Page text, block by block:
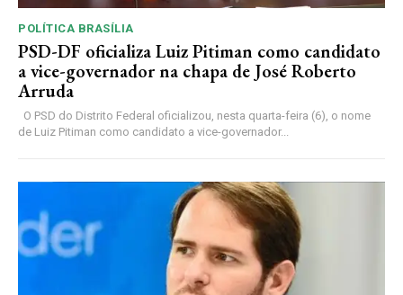
POLÍTICA BRASÍLIA
PSD-DF oficializa Luiz Pitiman como candidato
a vice-governador na chapa de José Roberto
Arruda
de Luiz Pitiman como candidato a vice-governador...